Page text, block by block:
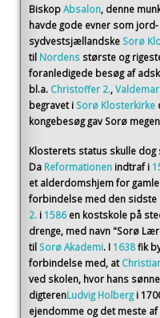
BiskopAbsalon, denne
havde gode evner som jord-
sydvestsjællandske Sorø
til Nordens største og
foranledigede besøg af
bl.a. Christoffer 2.,
begravet i Sorø Klosterkirke
kongebesøg gav Sorø
Klosterets status skulle
Da Reformationen indtraf i
et alderdomshjem for gamle
forbindelse med den
2. i 1586 en kostskole på
drenge, med navn "Sorø
til Sorø Akademi. I 1638fik
forbindelse med, at
ved skolen, hvor hans
digterenLudvig Holberg i
ejendomme og det meste